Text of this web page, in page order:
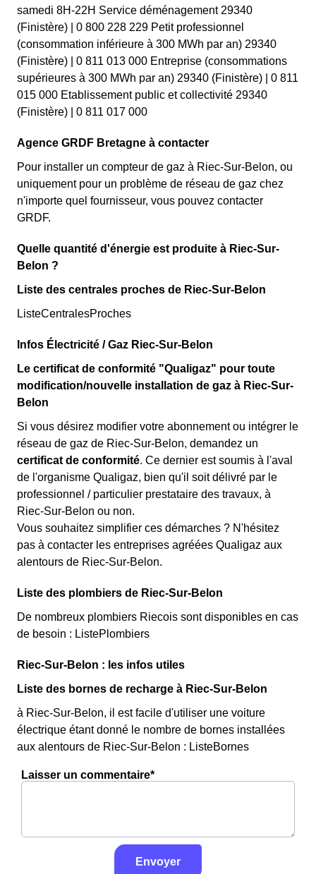
samedi 8H-22H Service déménagement 29340
(Finistère) | 0 800 228 229 Petit professionnel
(consommation inférieure à 300 MWh par an) 29340
(Finistère) | 0 811 013 000 Entreprise (consommations
supérieures à 300 MWh par an) 29340 (Finistère) | 0 811
015 000 Etablissement public et collectivité 29340
(Finistère) | 0 811 017 000
Agence GRDF Bretagne à contacter
Pour installer un compteur de gaz à Riec-Sur-Belon, ou
uniquement pour un problème de réseau de gaz chez
n'importe quel fournisseur, vous pouvez contacter
GRDF.
Quelle quantité d'énergie est produite à Riec-Sur-
Belon ?
Liste des centrales proches de Riec-Sur-Belon
ListeCentralesProches
Infos Électricité / Gaz Riec-Sur-Belon
Le certificat de conformité "Qualigaz" pour toute
modification/nouvelle installation de gaz à Riec-Sur-
Belon
Si vous désirez modifier votre abonnement ou intégrer le
réseau de gaz de Riec-Sur-Belon, demandez un
certificat de conformité. Ce dernier est soumis à l'aval
de l'organisme Qualigaz, bien qu'il soit délivré par le
professionnel / particulier prestataire des travaux, à
Riec-Sur-Belon ou non.
Vous souhaitez simplifier ces démarches ? N'hésitez
pas à contacter les entreprises agréées Qualigaz aux
alentours de Riec-Sur-Belon.
Liste des plombiers de Riec-Sur-Belon
De nombreux plombiers Riecois sont disponibles en cas
de besoin : ListePlombiers
Riec-Sur-Belon : les infos utiles
Liste des bornes de recharge à Riec-Sur-Belon
à Riec-Sur-Belon, il est facile d'utiliser une voiture
électrique étant donné le nombre de bornes installées
aux alentours de Riec-Sur-Belon : ListeBornes
Laisser un commentaire*
Envoyer